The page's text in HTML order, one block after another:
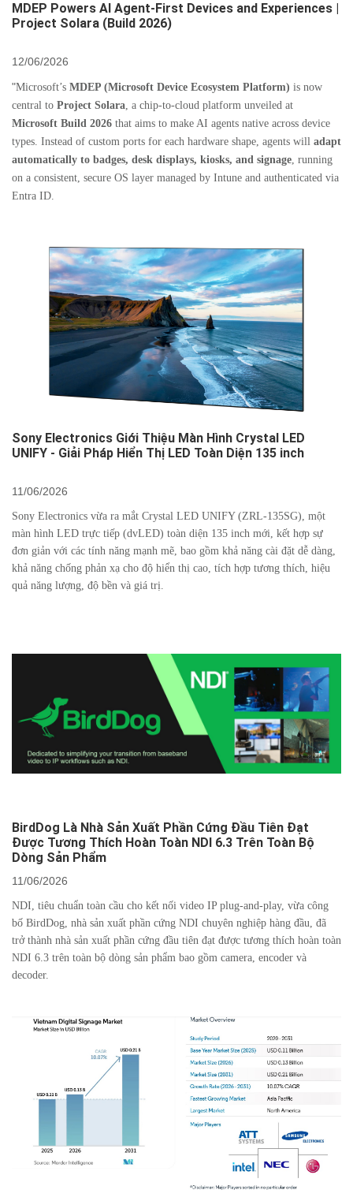
MDEP Powers AI Agent‑First Devices and Experiences |
Project Solara (Build 2026)
12/06/2026
"Microsoft’s MDEP (Microsoft Device Ecosystem Platform) is now
central to Project Solara, a chip‑to‑cloud platform unveiled at
Microsoft Build 2026 that aims to make AI agents native across device
types. Instead of custom ports for each hardware shape, agents will adapt
automatically to badges, desk displays, kiosks, and signage, running
on a consistent, secure OS layer managed by Intune and authenticated via
Entra ID.
Sony Electronics Giới Thiệu Màn Hình Crystal LED
UNIFY - Giải Pháp Hiển Thị LED Toàn Diện 135 inch
11/06/2026
Sony Electronics vừa ra mắt Crystal LED UNIFY (ZRL-135SG), một
màn hình LED trực tiếp (dvLED) toàn diện 135 inch mới, kết hợp sự
đơn giản với các tính năng mạnh mẽ, bao gồm khả năng cài đặt dễ dàng,
khả năng chống phản xạ cho độ hiển thị cao, tích hợp tương thích, hiệu
quả năng lượng, độ bền và giá trị.
BirdDog Là Nhà Sản Xuất Phần Cứng Đầu Tiên Đạt
Được Tương Thích Hoàn Toàn NDI 6.3 Trên Toàn Bộ
Dòng Sản Phẩm
11/06/2026
NDI, tiêu chuẩn toàn cầu cho kết nối video IP plug-and-play, vừa công
bố BirdDog, nhà sản xuất phần cứng NDI chuyên nghiệp hàng đầu, đã
trở thành nhà sản xuất phần cứng đầu tiên đạt được tương thích hoàn toàn
NDI 6.3 trên toàn bộ dòng sản phẩm bao gồm camera, encoder và
decoder.